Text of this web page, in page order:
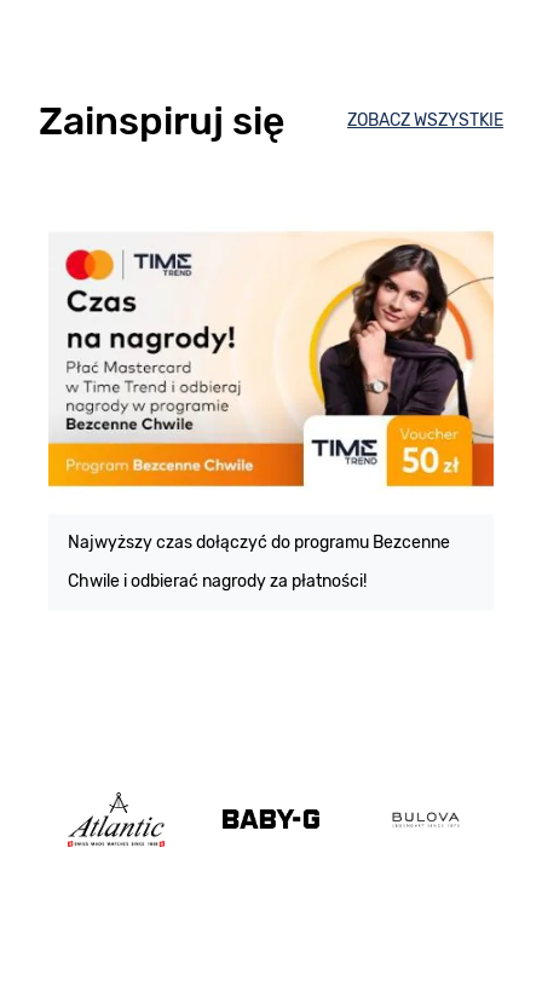
Zainspiruj się ZOBACZ WSZYSTKIE
Najwyższy czas dołączyć do programu Bezcenne
Chwile i odbierać nagrody za płatności!